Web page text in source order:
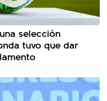
selección
tuvo que dar